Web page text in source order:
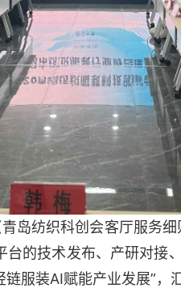
岛纺织科创会客厅服务
的技术发布、产研对接
服装AI赋能产业发展”